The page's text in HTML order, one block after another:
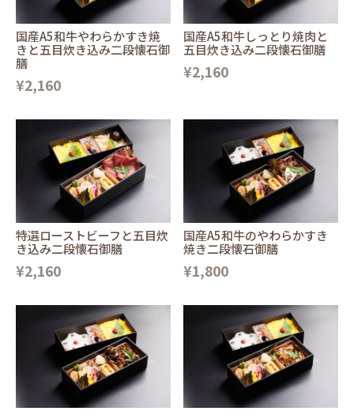
国産A5和牛やわらかすき焼
きと五目炊き込み二段懐石御
膳
¥2,160
国産A5和牛しっとり焼肉と
五目炊き込み二段懐石御膳
¥2,160
特選ローストビーフと五目炊
き込み二段懐石御膳
¥2,160
国産A5和牛のやわらかすき
焼き二段懐石御膳
¥1,800